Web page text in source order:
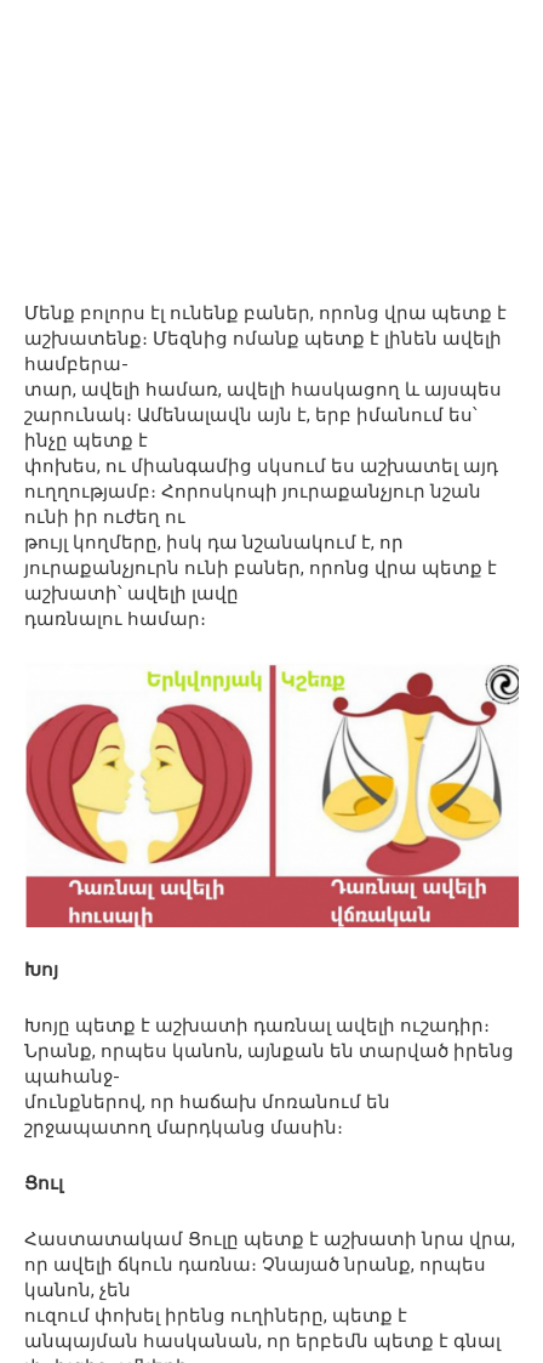
Մենք բոլորս էլ ունենք բաներ, որոնց վրա պետք է
աշխատենք։ Մեզնից ոմանք պետք է լինեն ավելի
համբերա-
տար, ավելի համառ, ավելի հասկացող և այսպես
շարունակ։ Ամենալավն այն է, երբ իմանում ես՝
ինչը պետք է
փոխես, ու միանգամից սկսում ես աշխատել այդ
ուղղությամբ։ Հորոսկոպի յուրաքանչյուր նշան
ունի իր ուժեղ ու
թույլ կողմերը, իսկ դա նշանակում է, որ
յուրաքանչյուրն ունի բաներ, որոնց վրա պետք է
աշխատի՝ ավելի լավը
դառնալու համար։
Խոյ
Խոյը պետք է աշխատի դառնալ ավելի ուշադիր։
Նրանք, որպես կանոն, այնքան են տարված իրենց
պահանջ-
մունքներով, որ հաճախ մոռանում են
շրջապատող մարդկանց մասին։
Ցուլ
Հաստատակամ Ցուլը պետք է աշխատի նրա վրա,
որ ավելի ճկուն դառնա։ Չնայած նրանք, որպես
կանոն, չեն
ուզում փոխել իրենց ուղիները, պետք է
անպայման հասկանան, որ երբեմն պետք է գնալ